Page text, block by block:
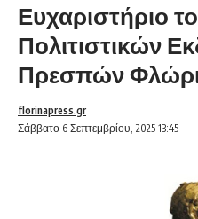
Ευχαριστήριο
Πολιτιστικών
Πρεσπών
Σάββατο 6 Σεπτεμβρίου, 2025 13:45
florinapress.gr